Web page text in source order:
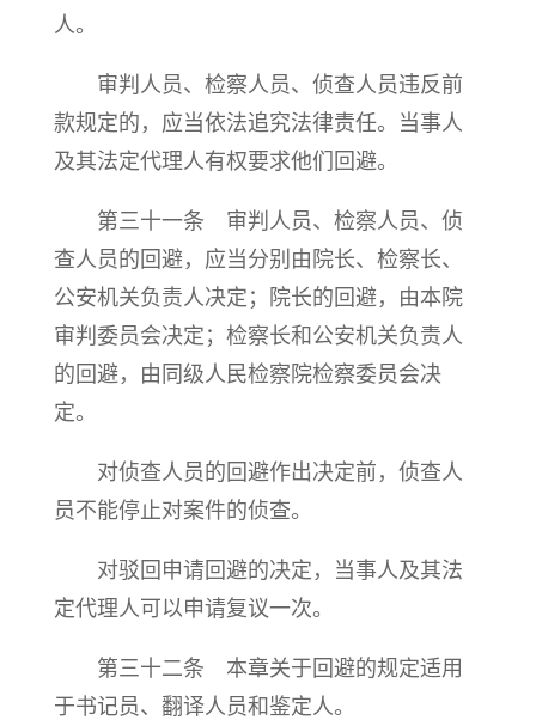
人。
审判人员、检察人员、侦查人员违反前
款规定的，应当依法追究法律责任。当事人
及其法定代理人有权要求他们回避。
第三十一条 审判人员、检察人员、侦
查人员的回避，应当分别由院长、检察长、
公安机关负责人决定；院长的回避，由本院
审判委员会决定；检察长和公安机关负责人
的回避，由同级人民检察院检察委员会决
定。
对侦查人员的回避作出决定前，侦查人
员不能停止对案件的侦查。
对驳回申请回避的决定，当事人及其法
定代理人可以申请复议一次。
第三十二条 本章关于回避的规定适用
于书记员、翻译人员和鉴定人。